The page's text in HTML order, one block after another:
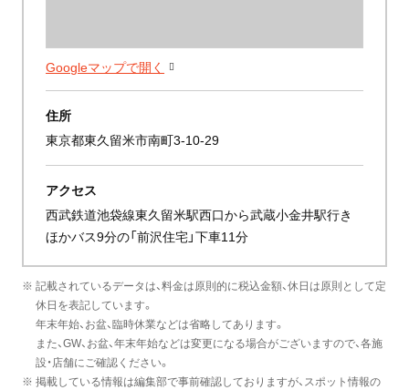
Googleマップで開く
住所
東京都東久留米市南町3-10-29
アクセス
西武鉄道池袋線東久留米駅西口から武蔵小金井駅行き
ほかバス9分の「前沢住宅」下車11分
※ 記載されているデータは、料金は原則的に税込金額、休日は原則として定
休日を表記しています。
年末年始、お盆、臨時休業などは省略してあります。
また、GW、お盆、年末年始などは変更になる場合がございますので、各施
設・店舗にご確認ください。
※ 掲載している情報は編集部で事前確認しておりますが、スポット情報の